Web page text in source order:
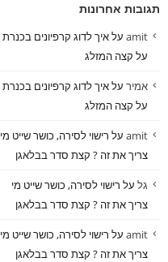
תגובות אחרונות
amit עלאיך לדוג קרפיונים בכנרת
על קצה המזלג
אמיר עלאיך לדוג קרפיונים בכנרת
על קצה המזלג
amit על רישוי לסירה, כושר שייט מי
צריך את זה ? קצת סדר בבלאגן
גל על רישוי לסירה, כושר שייט מי
צריך את זה ? קצת סדר בבלאגן
amit על רישוי לסירה, כושר שייט מי
צריך את זה ? קצת סדר בבלאגן